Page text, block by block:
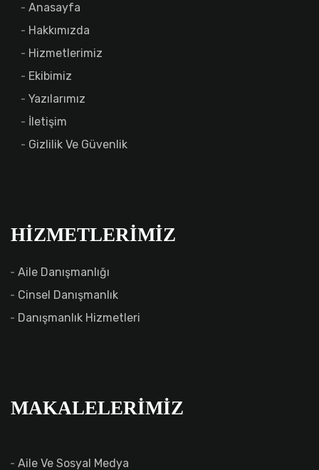
Anasayfa
Hakkımızda
Hizmetlerimiz
Ekibimiz
Yazılarımız
İletişim
Gizlilik Ve Güvenlik
HIZMETLERIMIZ
Aile Danışmanlığı
Cinsel Danışmanlık
Danışmanlık Hizmetleri
MAKALELERIMIZ
Aile Ve Sosyal Medya